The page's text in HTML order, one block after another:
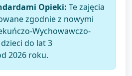
Opieki: Te zajęcia
zgodnie z nowymi
Wychowawczo-
do lat 3
2026 roku.